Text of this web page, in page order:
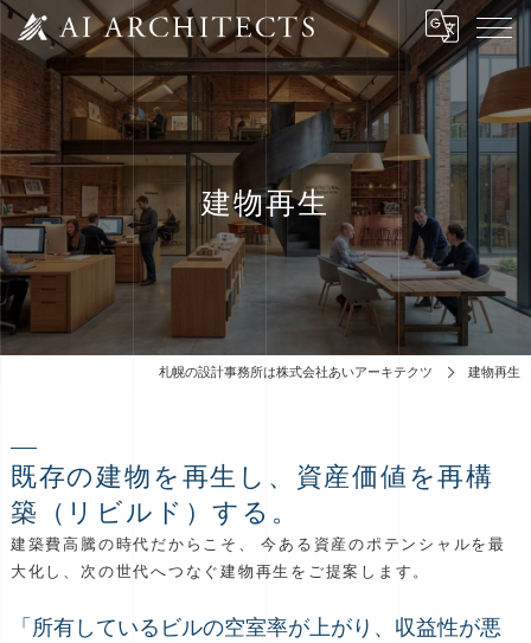
建物再生
札幌の設計事務所は株式会社あいアーキテクツ 建物再生
既存の建物を再生し、資産価値を再構
築（リビルド）する。
建築費高騰の時代だからこそ、 今ある資産のポテンシャルを最
大化し、次の世代へつなぐ建物再生をご提案します。
「所有しているビルの空室率が上がり、収益性が悪